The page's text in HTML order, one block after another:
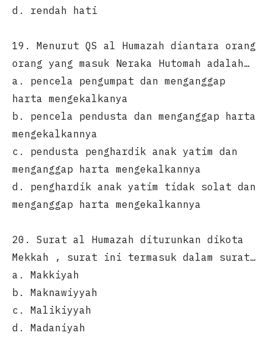
d. rendah hati
19. Menurut QS al Humazah diantara orang
orang yang masuk Neraka Hutomah adalah…
a. pencela pengumpat dan menganggap
harta mengekalkanya
b. pencela pendusta dan menganggap harta
mengekalkannya
c. pendusta penghardik anak yatim dan
menganggap harta mengekalkannya
d. penghardik anak yatim tidak solat dan
menganggap harta mengekalkannya
20. Surat al Humazah diturunkan dikota
Mekkah , surat ini termasuk dalam surat…
a. Makkiyah
b. Maknawiyyah
c. Malikiyyah
d. Madaniyah